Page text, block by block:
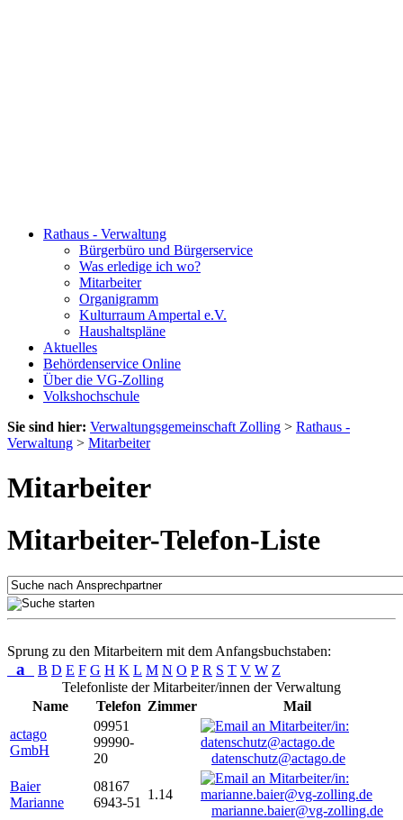
Rathaus - Verwaltung
Bürgerbüro und Bürgerservice
Was erledige ich wo?
Mitarbeiter
Organigramm
Kulturraum Ampertal e.V.
Haushaltspläne
Aktuelles
Behördenservice Online
Über die VG-Zolling
Volkshochschule
Sie sind hier: Verwaltungsgemeinschaft Zolling > Rathaus -
Verwaltung > Mitarbeiter
Mitarbeiter
Mitarbeiter-Telefon-Liste
Sprung zu den Mitarbeitern mit dem Anfangsbuchstaben:
a B D E F G H K L M N O P R S T V W Z
Telefonliste der Mitarbeiter/innen der Verwaltung
Name
Telefon Zimmer
Mail
actago
GmbH
09951
99990-
20
datenschutz@actago.de
Baier
Marianne
08167
6943-51
1.14
marianne.baier@vg-zolling.de